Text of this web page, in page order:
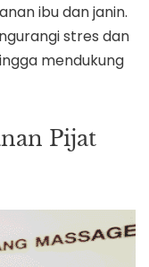
ibu dan janin.
stres dan
mendukung
Pijat